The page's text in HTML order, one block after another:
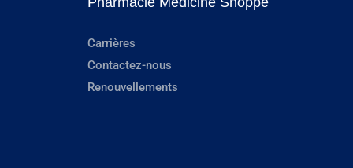
Carrières
Contactez-nous
Renouvellements